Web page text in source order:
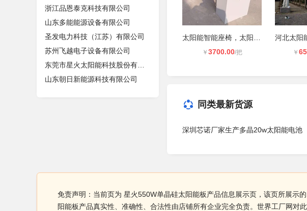
浙江品恩泰克科技有限公司
山东多能能源设备有限公司
圣发电力科技（江苏）有限公司
苏州飞越电子设备有限公司
山东朝日新能源科技有限公司
￥ 3700.00/把 ￥
同类最新货源
深圳芯诺厂家生产多晶20w太阳能电池
免责声明：当前页为 星火550W单晶硅太阳能板产品信息展示页，该页所展示
阳能板产品真实性、准确性、合法性由店铺所有企业完全负责。世界工厂网